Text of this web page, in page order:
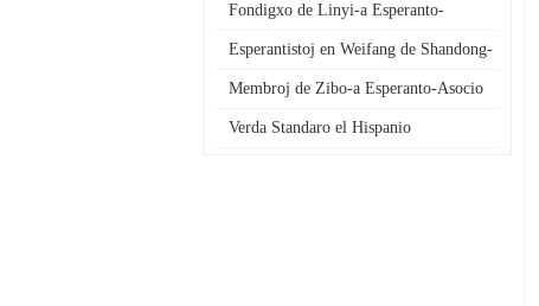
Fondigxo de Linyi-a Esperanto-
Asocio de Shangdong-provinc…
Esperantistoj en Weifang de Shandong-
a Provinco
Membroj de Zibo-a Esperanto-Asocio
Verda Standaro el Hispanio